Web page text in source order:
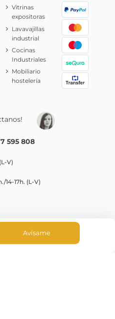
Avísame
Vitrinas
expositoras
Lavavajillas
industrial
Cocinas
Industriales
Mobiliario
hostelería
595 808
V)
14-17h. (L-V)
Aviso legal y